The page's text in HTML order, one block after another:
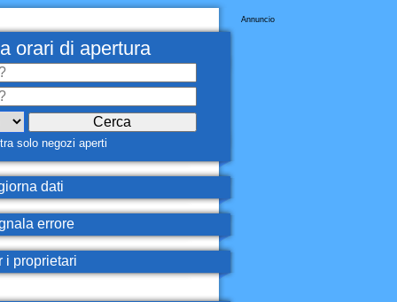
Annuncio
orari di apertura
solo negozi aperti
dati
errore
i proprietari